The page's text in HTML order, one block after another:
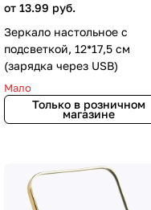
от 13.99 руб.
Зеркало настольное с
подсветкой, 12*17,5 см
(зарядка через USB)
Мало
Только в розничном
магазине